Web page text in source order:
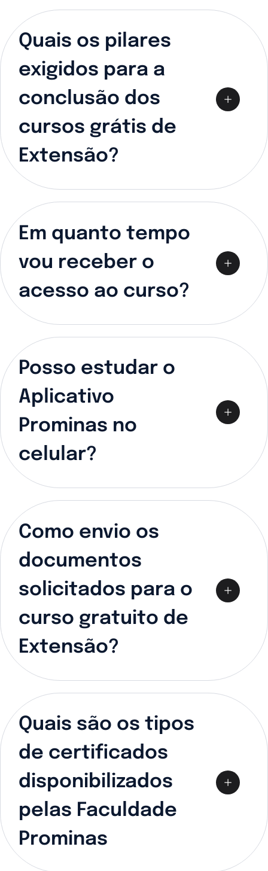
Quais os pilares
exigidos para a
conclusão dos
cursos grátis de
Extensão?
Em quanto tempo
vou receber o
acesso ao curso?
Posso estudar o
Aplicativo
Prominas no
celular?
Como envio os
documentos
solicitados para o
curso gratuito de
Extensão?
Quais são os tipos
de certificados
disponibilizados
pelas Faculdade
Prominas